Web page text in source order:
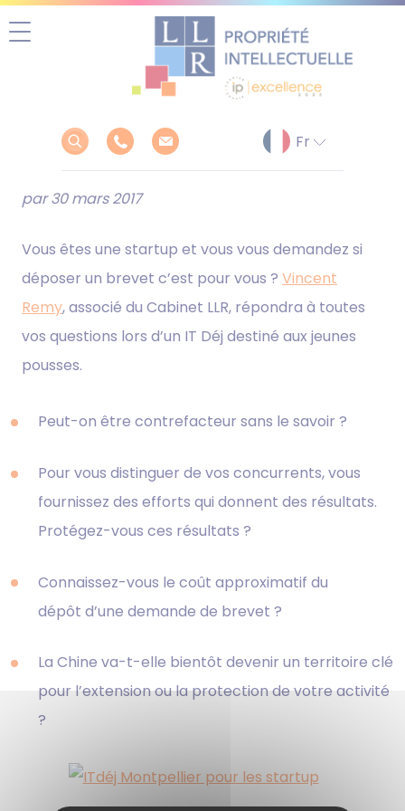
par 30 mars 2017
Vous êtes une startup et vous vous demandez si
déposer un brevet c’est pour vous ? Vincent
Remy, associé du Cabinet LLR, répondra à toutes
vos questions lors d’un IT Déj destiné aux jeunes
pousses.
Peut-on être contrefacteur sans le savoir ?
Pour vous distinguer de vos concurrents, vous
fournissez des efforts qui donnent des résultats.
Protégez-vous ces résultats ?
Connaissez-vous le coût approximatif du
dépôt d’une demande de brevet ?
La Chine va-t-elle bientôt devenir un territoire clé
pour l’extension ou la protection de votre activité
?